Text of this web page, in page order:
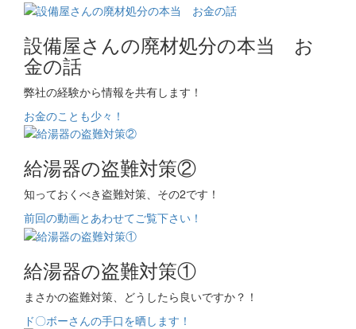
設備屋さんの廃材処分の本当 お
金の話
弊社の経験から情報を共有します！
お金のことも少々！
給湯器の盗難対策②
知っておくべき盗難対策、その2です！
前回の動画とあわせてご覧下さい！
給湯器の盗難対策①
まさかの盗難対策、どうしたら良いですか？！
ド〇ボーさんの手口を晒します！